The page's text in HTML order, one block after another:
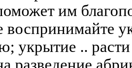
им
воспринимайте
укрытие ..